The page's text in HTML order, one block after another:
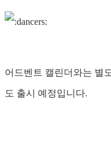
어드벤트 캘린더와는 별
도 출시 예정입니다.